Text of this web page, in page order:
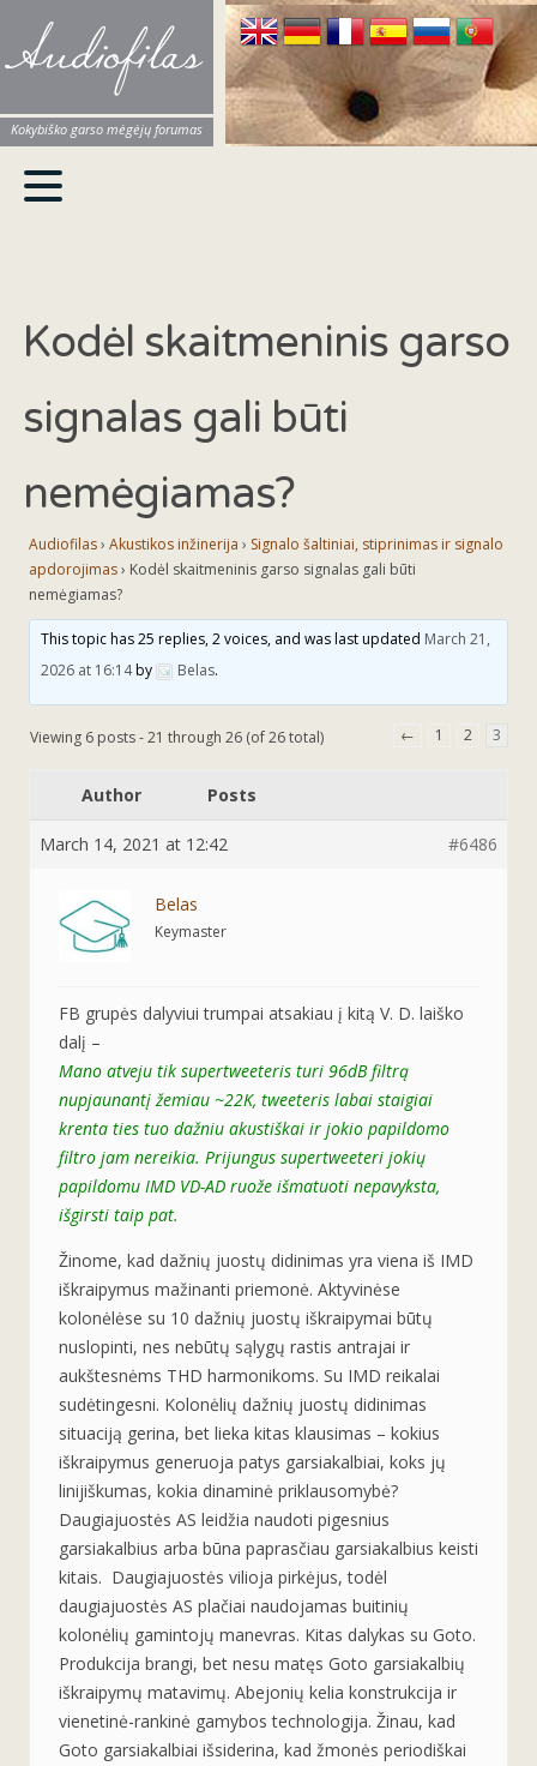
Audiofilas
Kokybiško garso mėgėjų forumas
Kodėl skaitmeninis garso
signalas gali būti
nemėgiamas?
Audiofilas› Akustikos inžinerija › Signalo šaltiniai, stiprinimas ir signalo
apdorojimas› Kodėl skaitmeninis garso signalas gali būti
nemėgiamas?
This topic has 25 replies, 2 voices, and was last updated March 21,
2026 at 16:14by Belas.
Viewing 6 posts - 21 through 26 (of 26 total) ← 1 2 3
Author Posts
March 14, 2021 at 12:42 #6486
Belas
Keymaster
FB grupės dalyviui trumpai atsakiau į kitą V. D. laiško
dalį –
Mano atveju tik supertweeteris turi 96dB filtrą
nupjaunantį žemiau ~22K, tweeteris labai staigiai
krenta ties tuo dažniu akustiškai ir jokio papildomo
filtro jam nereikia. Prijungus supertweeteri jokių
papildomu IMD VD-AD ruože išmatuoti nepavyksta,
išgirsti taip pat.
Žinome, kad dažnių juostų didinimas yra viena iš IMD
iškraipymus mažinanti priemonė. Aktyvinėse
kolonėlėse su 10 dažnių juostų iškraipymai būtų
nuslopinti, nes nebūtų sąlygų rastis antrajai ir
aukštesnėms THD harmonikoms. Su IMD reikalai
sudėtingesni. Kolonėlių dažnių juostų didinimas
situaciją gerina, bet lieka kitas klausimas – kokius
iškraipymus generuoja patys garsiakalbiai, koks jų
linijiškumas, kokia dinaminė priklausomybė?
Daugiajuostės AS leidžia naudoti pigesnius
garsiakalbius arba būna paprasčiau garsiakalbius keisti
kitais. Daugiajuostės vilioja pirkėjus, todėl
daugiajuostės AS plačiai naudojamas buitinių
kolonėlių gamintojų manevras. Kitas dalykas su Goto.
Produkcija brangi, bet nesu matęs Goto garsiakalbių
iškraipymų matavimų. Abejonių kelia konstrukcija ir
vienetinė-rankinė gamybos technologija. Žinau, kad
Goto garsiakalbiai išsiderina, kad žmonės periodiškai